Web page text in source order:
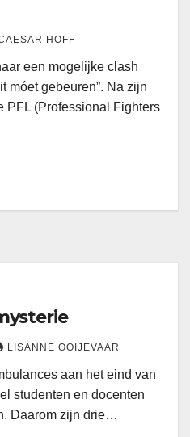
HOFF
een mogelijke clash
móet gebeuren”. Na zijn
PFL (Professional Fighters
LISANNE OOIJEVAAR
aan het eind van
studenten en docenten
Daarom zijn drie…